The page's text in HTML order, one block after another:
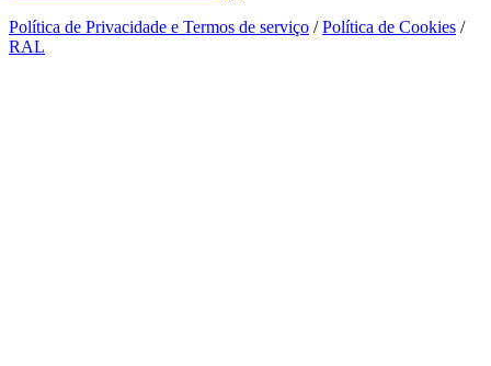
Política de Privacidade e Termos de serviço /Política de Cookies /
RAL